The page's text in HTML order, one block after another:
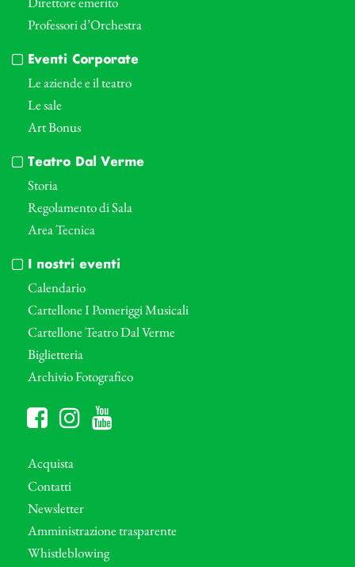
Professori d’Orchestra
Eventi Corporate
Le aziende e il teatro
Le sale
Art Bonus
Teatro Dal Verme
Storia
Regolamento di Sala
Area Tecnica
I nostri eventi
Calendario
Cartellone I Pomeriggi Musicali
Cartellone Teatro Dal Verme
Biglietteria
Archivio Fotografico
Acquista
Contatti
Newsletter
Amministrazione trasparente
Whistleblowing